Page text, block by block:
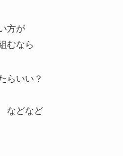
方が
むなら
らいい？
どなど